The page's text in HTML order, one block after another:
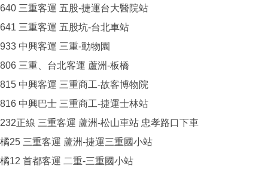
640 三重客運 五股-捷運台大醫院站
641 三重客運 五股坑-台北車站
933 中興客運 三重-動物園
806 三重、台北客運 蘆洲-板橋
815 中興客運 三重商工-故客博物院
816 中興巴士 三重商工-捷運士林站
232正線 三重客運 蘆洲-松山車站 忠孝路口下車
橘25 三重客運 蘆洲-捷運三重國小站
橘12 首都客運 二重-三重國小站